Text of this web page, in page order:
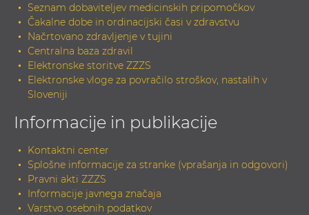
Seznam dobaviteljev medicinskih pripomočkov
Čakalne dobe in ordinacijski časi v zdravstvu
Načrtovano zdravljenje v tujini
Centralna baza zdravil
Elektronske storitve ZZZS
Elektronske vloge za povračilo stroškov, nastalih v
Sloveniji
Informacije in publikacije
Kontaktni center
Splošne informacije za stranke (vprašanja in odgovori)
Pravni akti ZZZS
Informacije javnega značaja
Varstvo osebnih podatkov